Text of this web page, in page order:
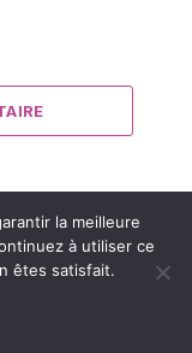
arobase (@) sur
la meilleure
à utiliser ce
êtes satisfait.